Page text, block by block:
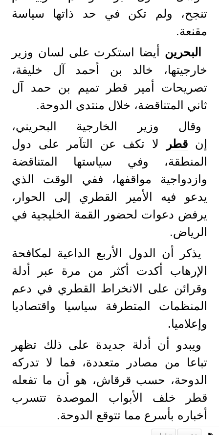
تنجح، ولم تكن في حد ذاتها سياسة
مقنعة.
البحرين أيضا استكرت على لسان وزير
خارجيتها، خالد بن أحمد آل خليفة،
تصريحات أمير قطر تميم بن حمد آل
ثاني المتناقضة، خلال منتدى الدوحة.
وقال وزير الخارجية البحريني،
إن قطر
لا تكف عن التآمر على دول
المنطقة، وفي سياستها المتناقضة
وازدواجية مواقفها، ففي الوقت الذي
يدعو فيه الأمير القطري إلى الحوار،
يرفض دعوات لحضور القمة الخليجية في
الرياض.
يذكر أن الدول الأربع الداعية لمكافحة
الإرهاب أكدت أكثر من مرة عبر أدلة
وقرائن على الانخراط القطري في دعم
المنظمات المتطرفة سياسيا واقتصاديا
وإعلاميا.
ويبدو أن أدلة جديدة على ذلك تظهر
تباعا من مصادر متعددة، فما لا تدركه
الدوحة، حسب قرقاش، هو أن ما تفعله
قطر خلف الأبواب الموصدة تتسرب
أخباره بأسرع مما تتوقع الدوحة.